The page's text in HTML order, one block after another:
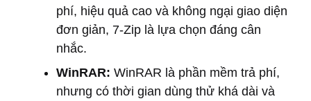
phí, hiệu quả cao và không ngại giao diện
đơn giản, 7-Zip là lựa chọn đáng cân
nhắc.
WinRAR: WinRAR là phần mềm trả phí,
nhưng có thời gian dùng thử khá dài và